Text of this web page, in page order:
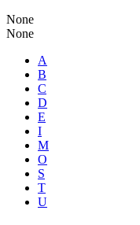
None
None
A
B
C
D
E
I
M
O
S
T
U